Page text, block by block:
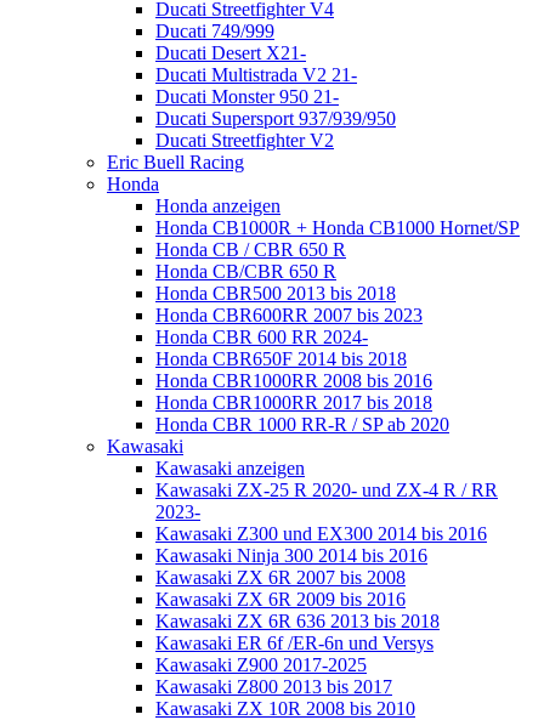
Ducati Streetfighter V4
Ducati 749/999
Ducati Desert X21-
Ducati Multistrada V2 21-
Ducati Monster 950 21-
Ducati Supersport 937/939/950
Ducati Streetfighter V2
Eric Buell Racing
Honda
Honda anzeigen
Honda CB1000R + Honda CB1000 Hornet/SP
Honda CB / CBR 650 R
Honda CB/CBR 650 R
Honda CBR500 2013 bis 2018
Honda CBR600RR 2007 bis 2023
Honda CBR 600 RR 2024-
Honda CBR650F 2014 bis 2018
Honda CBR1000RR 2008 bis 2016
Honda CBR1000RR 2017 bis 2018
Honda CBR 1000 RR-R / SP ab 2020
Kawasaki
Kawasaki anzeigen
Kawasaki ZX-25 R 2020- und ZX-4 R / RR
2023-
Kawasaki Z300 und EX300 2014 bis 2016
Kawasaki Ninja 300 2014 bis 2016
Kawasaki ZX 6R 2007 bis 2008
Kawasaki ZX 6R 2009 bis 2016
Kawasaki ZX 6R 636 2013 bis 2018
Kawasaki ER 6f /ER-6n und Versys
Kawasaki Z900 2017-2025
Kawasaki Z800 2013 bis 2017
Kawasaki ZX 10R 2008 bis 2010